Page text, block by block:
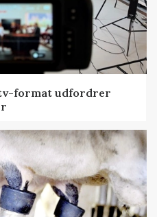
format udfordrer